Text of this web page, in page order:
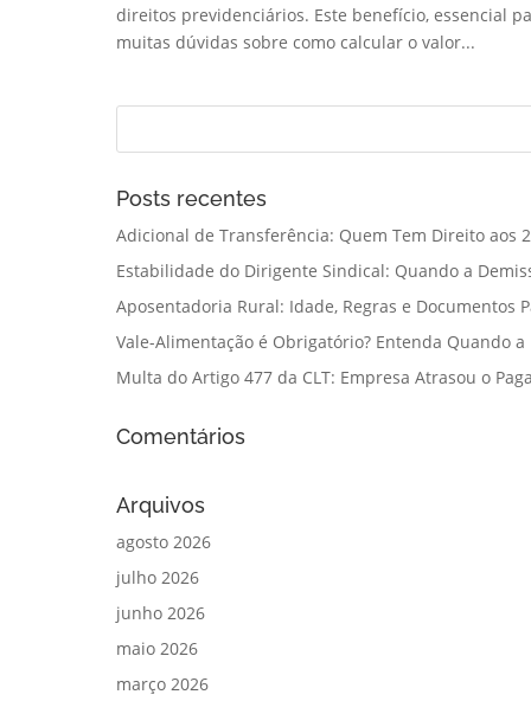
direitos previdenciários. Este benefício, essencial
muitas dúvidas sobre como calcular o valor...
Posts recentes
Adicional de Transferência: Quem Tem Direito aos
Estabilidade do Dirigente Sindical: Quando a
Aposentadoria Rural: Idade, Regras e Documentos
Vale-Alimentação é Obrigatório? Entenda Quando
Multa do Artigo 477 da CLT: Empresa Atrasou o
Comentários
Arquivos
agosto 2026
julho 2026
junho 2026
maio 2026
março 2026